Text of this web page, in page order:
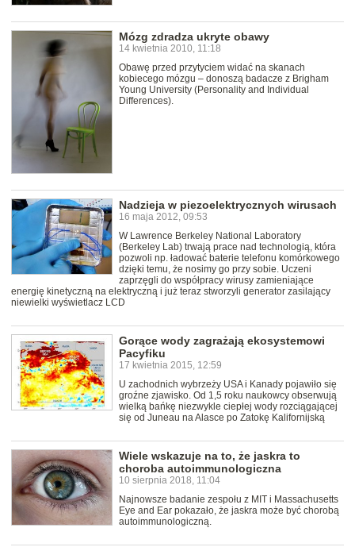
Mózg zdradza ukryte obawy
14 kwietnia 2010, 11:18
Obawę przed przytyciem widać na skanach
kobiecego mózgu – donoszą badacze z Brigham
Young University (Personality and Individual
Differences).
Nadzieja w piezoelektrycznych wirusach
16 maja 2012, 09:53
W Lawrence Berkeley National Laboratory
(Berkeley Lab) trwają prace nad technologią, która
pozwoli np. ładować baterie telefonu komórkowego
dzięki temu, że nosimy go przy sobie. Uczeni
zaprzęgli do współpracy wirusy zamieniające
energię kinetyczną na elektryczną i już teraz stworzyli generator zasilający
niewielki wyświetlacz LCD
Gorące wody zagrażają ekosystemowi
Pacyfiku
17 kwietnia 2015, 12:59
U zachodnich wybrzeży USA i Kanady pojawiło się
groźne zjawisko. Od 1,5 roku naukowcy obserwują
wielką bańkę niezwykle ciepłej wody rozciągającej
się od Juneau na Alasce po Zatokę Kalifornijską
Wiele wskazuje na to, że jaskra to
choroba autoimmunologiczna
10 sierpnia 2018, 11:04
Najnowsze badanie zespołu z MIT i Massachusetts
Eye and Ear pokazało, że jaskra może być chorobą
autoimmunologiczną.